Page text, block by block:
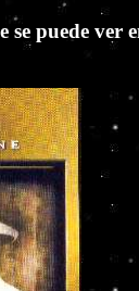
puede ver